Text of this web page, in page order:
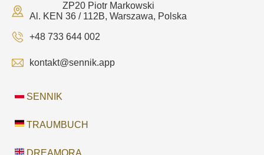
ZP20 Piotr Markowski
Al. KEN 36 / 112B, Warszawa, Polska
+48 733 644 002
kontakt@sennik.app
SENNIK
TRAUMBUCH
DREAMORA